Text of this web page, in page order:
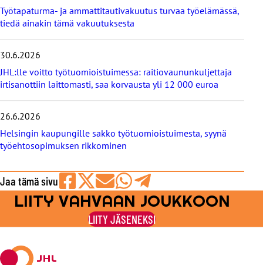
e
t
Työtapaturma- ja ammattitautivakuutus turvaa työelämässä,
tiedä ainakin tämä vakuutuksesta
30.6.2026
JHL:lle voitto työtuomioistuimessa: raitiovaununkuljettaja
irtisanottiin laittomasti, saa korvausta yli 12 000 euroa
26.6.2026
Helsingin kaupungille sakko työtuomioistuimesta, syynä
työehtosopimuksen rikkominen
Jaa tämä sivu
Jaa
Facebookissa
Jaa
viestipalvelu
X:ssä
Jaa
sähköpostilla
Jaa
WhatsAppilla
Jaa
Telegramilla
LIITY VAHVAAN JOUKKOON
LIITY JÄSENEKSI